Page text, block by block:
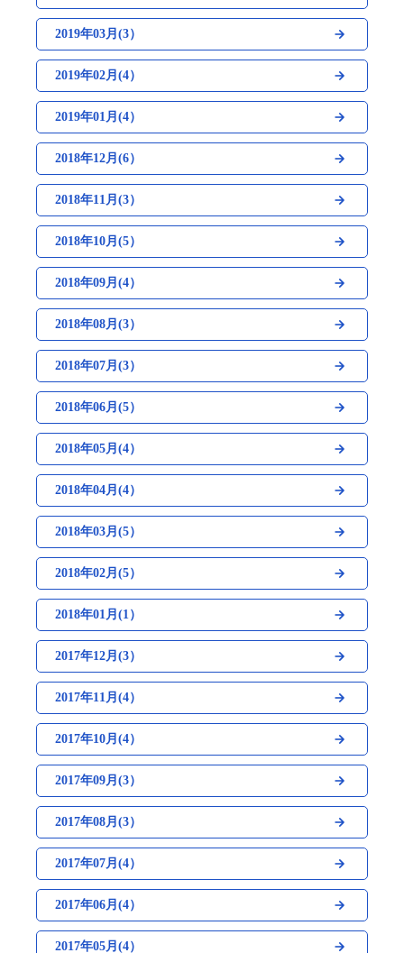
2019年03月(3）
2019年02月(4）
2019年01月(4）
2018年12月(6）
2018年11月(3）
2018年10月(5）
2018年09月(4）
2018年08月(3）
2018年07月(3）
2018年06月(5）
2018年05月(4）
2018年04月(4）
2018年03月(5）
2018年02月(5）
2018年01月(1）
2017年12月(3）
2017年11月(4）
2017年10月(4）
2017年09月(3）
2017年08月(3）
2017年07月(4）
2017年06月(4）
2017年05月(4）